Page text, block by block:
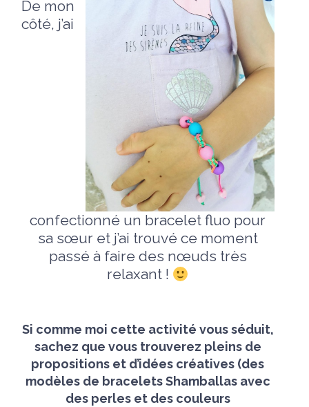
De mon
côté, j’ai
confectionné un bracelet fluo pour
sa sœur et j’ai trouvé ce moment
passé à faire des nœuds très
relaxant !
Si comme moi cette activité vous séduit,
sachez que vous trouverez pleins de
propositions et d’idées créatives (des
modèles de bracelets Shamballas avec
des perles et des couleurs